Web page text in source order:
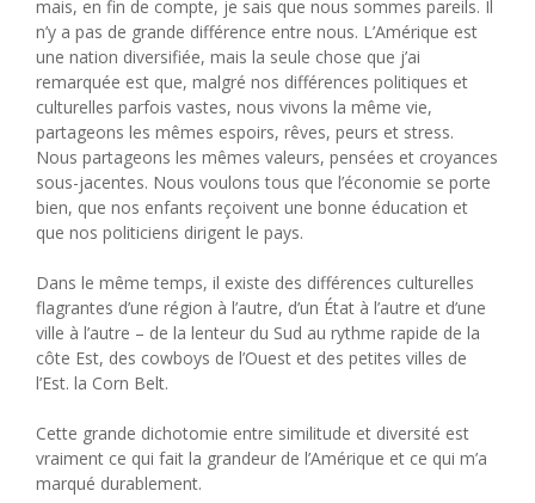
mais, en fin de compte, je sais que nous sommes pareils. Il
n’y a pas de grande différence entre nous. L’Amérique est
une nation diversifiée, mais la seule chose que j’ai
remarquée est que, malgré nos différences politiques et
culturelles parfois vastes, nous vivons la même vie,
partageons les mêmes espoirs, rêves, peurs et stress.
Nous partageons les mêmes valeurs, pensées et croyances
sous-jacentes. Nous voulons tous que l’économie se porte
bien, que nos enfants reçoivent une bonne éducation et
que nos politiciens dirigent le pays.
Dans le même temps, il existe des différences culturelles
flagrantes d’une région à l’autre, d’un État à l’autre et d’une
ville à l’autre – de la lenteur du Sud au rythme rapide de la
côte Est, des cowboys de l’Ouest et des petites villes de
l’Est. la Corn Belt.
Cette grande dichotomie entre similitude et diversité est
vraiment ce qui fait la grandeur de l’Amérique et ce qui m’a
marqué durablement.